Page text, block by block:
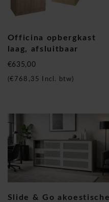
Officina opbergkast
laag, afsluitbaar
€635,00
€768,35 Incl. btw)
Slide & Go akoestische